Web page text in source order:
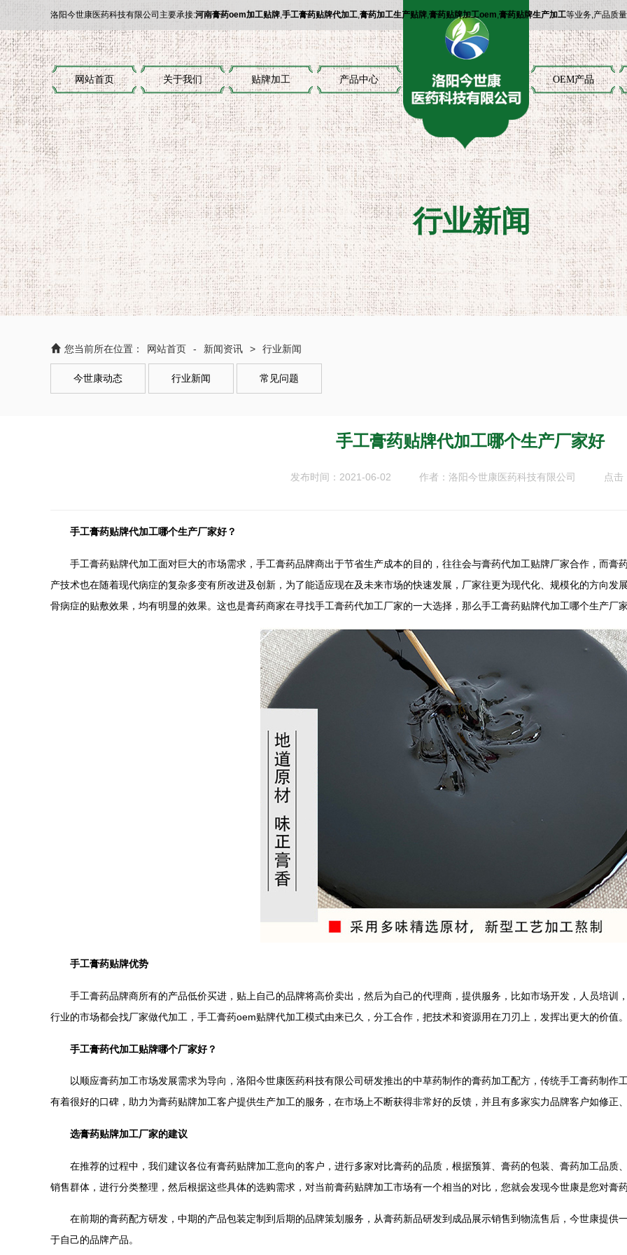
洛阳今世康医药科技有限公司 主要承接:河南膏药oem加工贴牌,手工膏药贴牌代加工,膏药加工生产贴牌,膏药贴牌加工oem,膏药贴牌生产加工等业务,产品质
网站首页 关于我们 贴牌加工 产品中心 OEM产品
行业新闻
您当前所在位置： 网站首页 - 新闻资讯 > 行业新闻
今世康动态 行业新闻 常见问题
手工膏药贴牌代加工哪个生产厂家好
发布时间：2021-06-02 作者： 洛阳今世康医药科技有限公司 点击
手工膏药贴牌代加工哪个生产厂家好？
手工膏药贴牌代加工面对巨大的市场需求，手工膏药品牌商出于节省生产成本的目的，往往会与膏药代加工贴牌厂家合作，而膏
产技术也在随着现代病症的复杂多变有所改进及创新，为了能适应现在及未来市场的快速发展，厂家往更为现代化、规模化的方向发
骨病症的贴敷效果，均有明显的效果。这也是膏药商家在寻找手工膏药代加工厂家的一大选择，那么手工膏药贴牌代加工哪个生产厂
手工膏药贴牌优势
手工膏药品牌商所有的产品低价买进，贴上自己的品牌将高价卖出，然后为自己的代理商，提供服务，比如市场开发，人员培训
行业的市场都会找厂家做代加工，手工膏药oem贴牌代加工模式由来已久，分工合作，把技术和资源用在刀刃上，发挥出更大的价值
手工膏药代加工贴牌哪个厂家好？
以顺应膏药加工市场发展需求为导向，洛阳今世康医药科技有限公司研发推出的中草药制作的膏药加工配方，传统手工膏药制作
有着很好的口碑，助力为膏药贴牌加工客户提供生产加工的服务，在市场上不断获得非常好的反馈，并且有多家实力品牌客户如修正
选膏药贴牌加工厂家的建议
在推荐的过程中，我们建议各位有膏药贴牌加工意向的客户，进行多家对比膏药的品质，根据预算、膏药的包装、膏药加工品质
销售群体，进行分类整理，然后根据这些具体的选购需求，对当前膏药贴牌加工市场有一个相当的对比，您就会发现今世康是您对膏
在前期的膏药配方研发，中期的产品包装定制到后期的品牌策划服务，从膏药新品研发到成品展示销售到物流售后，今世康提供
于自己的品牌产品。